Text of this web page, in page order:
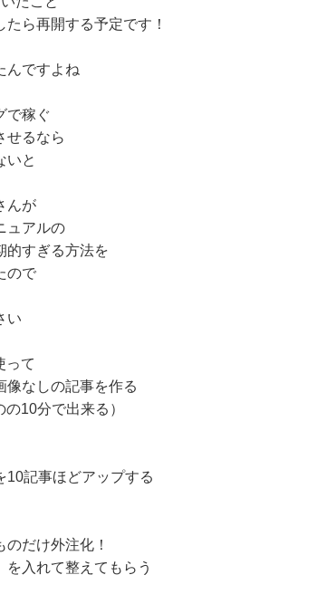
たら再開する予定です！
んですよね
で稼ぐ
せるなら
いと
んが
ュアルの
的すぎる方法を
ので
い
って
像なしの記事を作る
の10分で出来る）
10記事ほどアップする
のだけ外注化！
を入れて整えてもらう